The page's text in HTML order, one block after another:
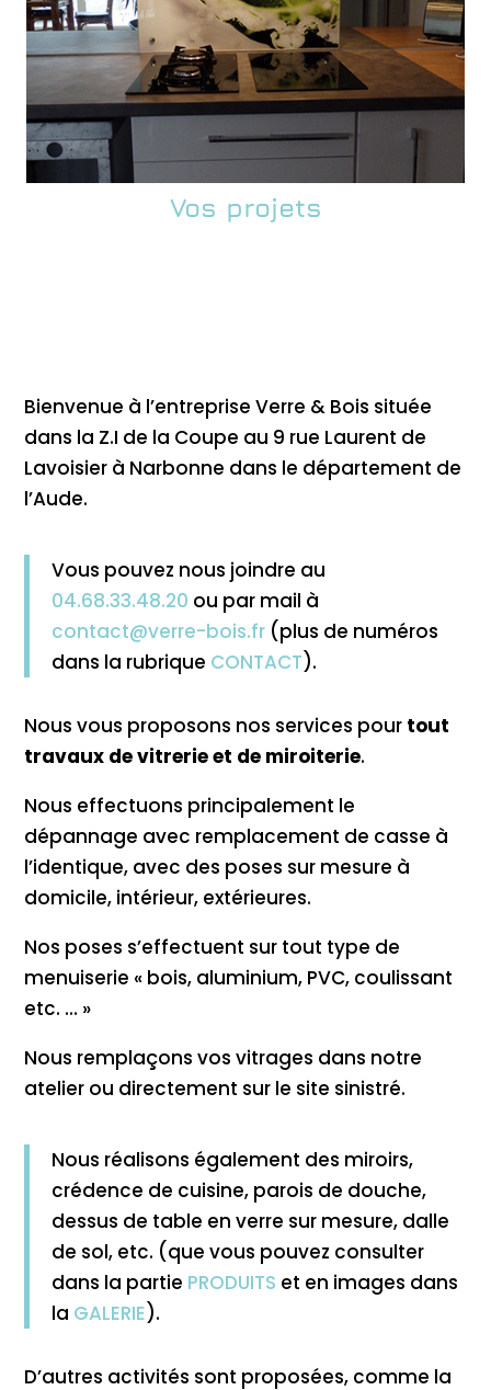
Vos projets
Bienvenue à l’entreprise Verre & Bois située
dans la Z.I de la Coupe au 9 rue Laurent de
Lavoisier à Narbonne dans le département de
l’Aude.
Vous pouvez nous joindre au
04.68.33.48.20 ou par mail à
contact@verre-bois.fr (plus de numéros
dans la rubrique CONTACT).
Nous vous proposons nos services pour tout
travaux de vitrerie et de miroiterie.
Nous effectuons principalement le
dépannage avec remplacement de casse à
l’identique, avec des poses sur mesure à
domicile, intérieur, extérieures.
Nos poses s’effectuent sur tout type de
menuiserie « bois, aluminium, PVC, coulissant
etc. … »
Nous remplaçons vos vitrages dans notre
atelier ou directement sur le site sinistré.
Nous réalisons également des miroirs,
crédence de cuisine, parois de douche,
dessus de table en verre sur mesure, dalle
de sol, etc. (que vous pouvez consulter
dans la partie PRODUITS et en images dans
la GALERIE).
D’autres activités sont proposées, comme la